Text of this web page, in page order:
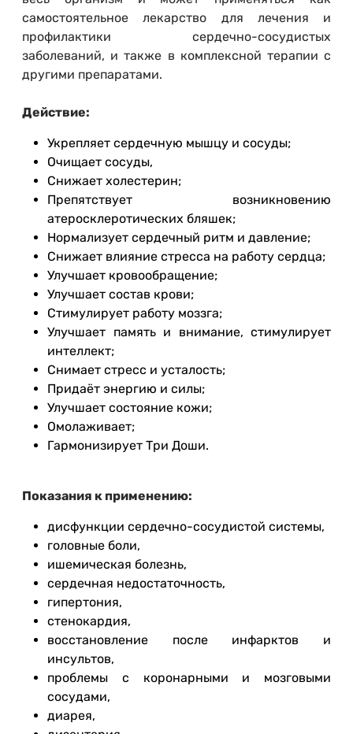
самостоятельное лекарство для лечения и
профилактики сердечно-сосудистых
заболеваний, и также в комплексной терапии с
другими препаратами.
Действие:
Укрепляет сердечную мышцу и сосуды;
Очищает сосуды,
Снижает холестерин;
Препятствует возникновению
атеросклеротических бляшек;
Нормализует сердечный ритм и давление;
Снижает влияние стресса на работу сердца;
Улучшает кровообращение;
Улучшает состав крови;
Стимулирует работу моззга;
Улучшает память и внимание, стимулирует
интеллект;
Снимает стресс и усталость;
Придаёт энергию и силы;
Улучшает состояние кожи;
Омолаживает;
Гармонизирует Три Доши.
Показания к применению:
дисфункции сердечно-сосудистой системы,
головные боли,
ишемическая болезнь,
сердечная недостаточность,
гипертония,
стенокардия,
восстановление после инфарктов и
инсультов,
проблемы с коронарными и мозговыми
сосудами,
диарея,